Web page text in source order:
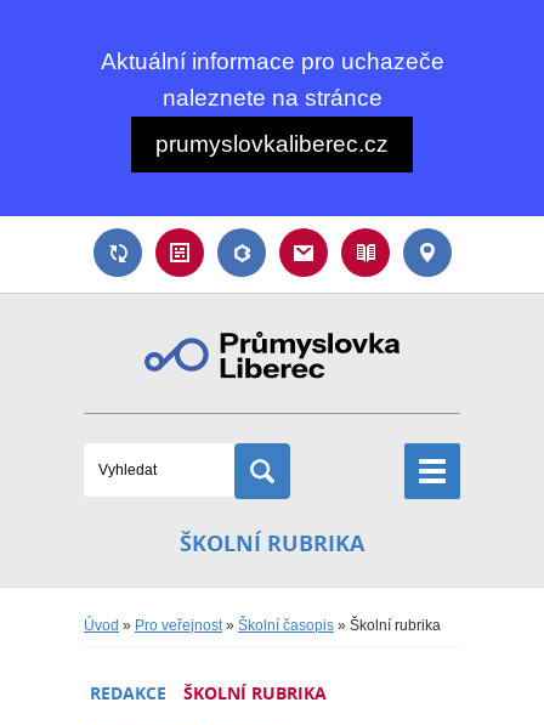
Aktuální informace pro uchazeče
naleznete na stránce
prumyslovkaliberec.cz
ŠKOLNÍ RUBRIKA
Úvod » Pro veřejnost» Školní časopis » Školní rubrika
REDAKCE
ŠKOLNÍ RUBRIKA